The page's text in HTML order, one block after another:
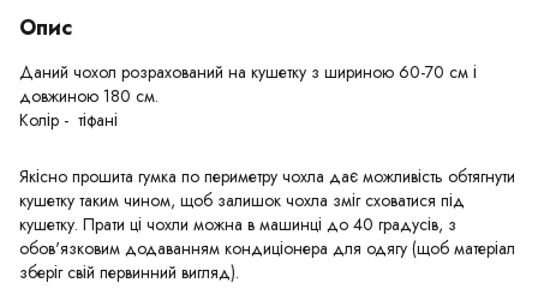
Опис
Даний чохол розрахований на кушетку з шириною 60-70 см і
довжиною 180 см.
Колір - тіфані
Якісно прошита гумка по периметру чохла дає можливість обтягнути
кушетку таким чином, щоб залишок чохла зміг сховатися під
кушетку. Прати ці чохли можна в машинці до 40 градусів, з
обов'язковим додаванням кондиціонера для одягу (щоб матеріал
зберіг свій первинний вигляд).